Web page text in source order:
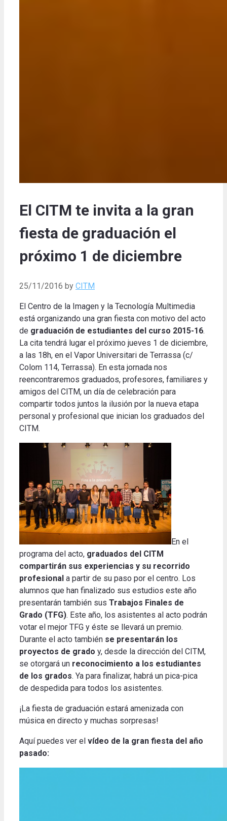
El CITM te invita a la gran
fiesta de graduación el
próximo 1 de diciembre
25/11/2016 by CITM
El Centro de la Imagen y la Tecnología Multimedia
está organizando una gran fiesta con motivo del acto
de graduación de estudiantes del curso 2015-16.
La cita tendrá lugar el próximo jueves 1 de diciembre,
a las 18h, en el Vapor Universitari de Terrassa (c/
Colom 114, Terrassa). En esta jornada nos
reencontraremos graduados, profesores, familiares y
amigos del CITM, un día de celebración para
compartir todos juntos la ilusión por la nueva etapa
personal y profesional que inician los graduados del
CITM.
En el
programa del acto, graduados del CITM
compartirán sus experiencias y su recorrido
profesional a partir de su paso por el centro. Los
alumnos que han finalizado sus estudios este año
presentarán también sus Trabajos Finales de
Grado (TFG). Este año, los asistentes al acto podrán
votar el mejor TFG y éste se llevará un premio.
Durante el acto también se presentarán los
proyectos de grado y, desde la dirección del CITM,
se otorgará un reconocimiento a los estudiantes
de los grados. Ya para finalizar, habrá un pica-pica
de despedida para todos los asistentes.
¡La fiesta de graduación estará amenizada con
música en directo y muchas sorpresas!
Aquí puedes ver el vídeo de la gran fiesta del año
pasado: